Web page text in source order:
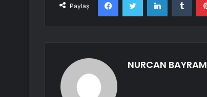
Paylaş
NURCAN BAYRAM